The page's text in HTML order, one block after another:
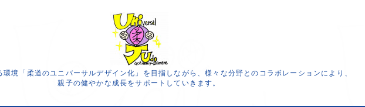
境「柔道のユニバーサルデザイン化」を目指しながら、様々な分野とのコラボレーションにより、
親子の健やかな成長をサポートしていきます。